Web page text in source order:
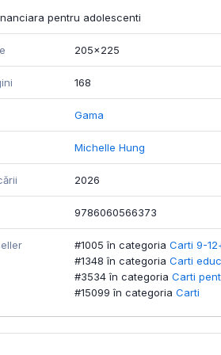
pentru adolescenti
205x225
168
Gama
Michelle Hung
2026
9786060566373
#1005 în categoria Carti 9-
#1348 în categoria Carti
#3534 în categoria Carti
#15099 în categoria Carti